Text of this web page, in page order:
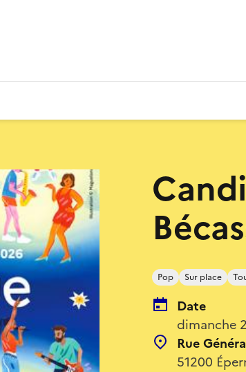
Pop Sur place
Date
dimanche
Rue
51200